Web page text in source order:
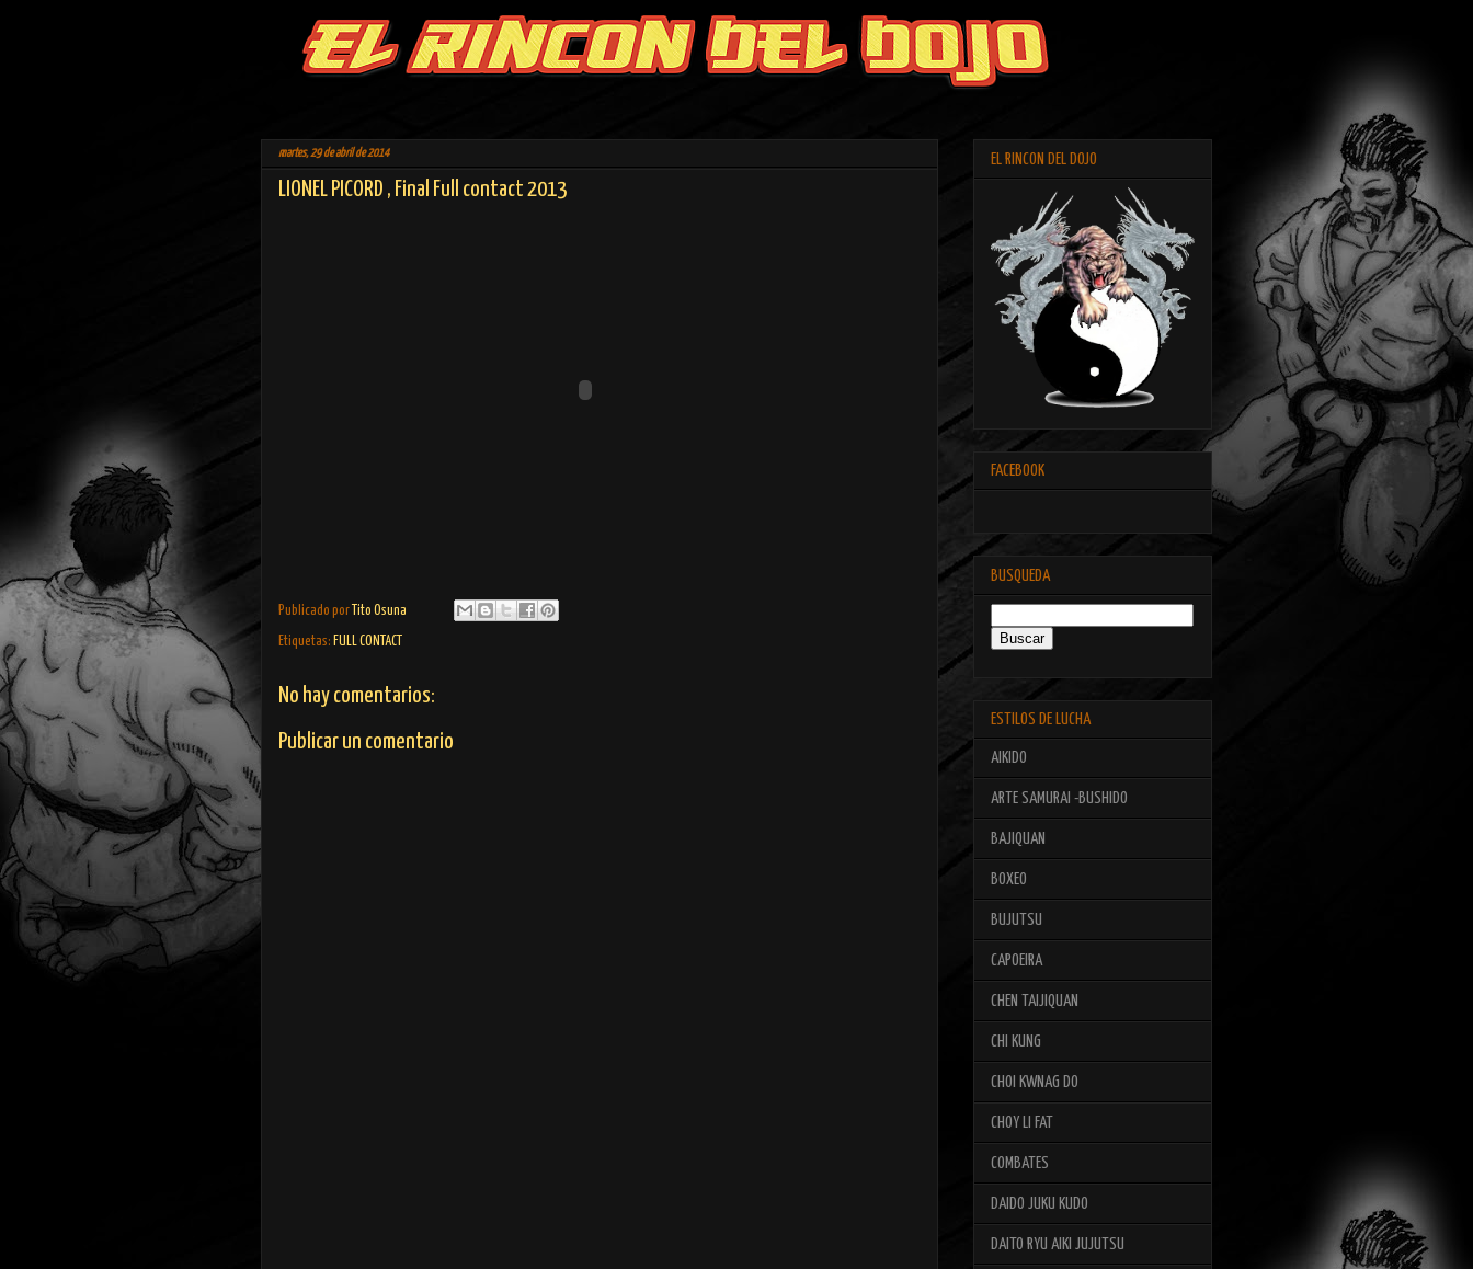
martes, 29 de abril de 2014
LIONEL PICORD , Final Full contact 2013
Publicado por Tito Osuna
Etiquetas: FULL CONTACT
No hay comentarios:
Publicar un comentario
EL RINCON DEL DOJO
FACEBOOK
BUSQUEDA
ESTILOS DE LUCHA
AIKIDO
ARTE SAMURAI -BUSHIDO
BAJIQUAN
BOXEO
BUJUTSU
CAPOEIRA
CHEN TAIJIQUAN
CHI KUNG
CHOI KWNAG DO
CHOY LI FAT
COMBATES
DAIDO JUKU KUDO
DAITO RYU AIKI JUJUTSU